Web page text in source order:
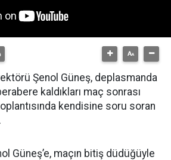
Şenol Güneş, deplasmanda
kaldıkları maç sonrası
kendisine soru soran
Güneş’e, maçın bitiş düdüğüyle